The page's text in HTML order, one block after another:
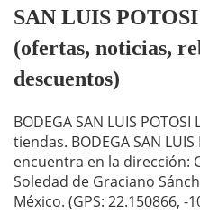
SAN LUIS
(ofertas, noticias,
descuentos)
BODEGA SAN LUIS
tiendas. BODEGA SAN LUIS
encuentra en la dirección:
Soledad de Graciano
México. (GPS: 22.150866, -